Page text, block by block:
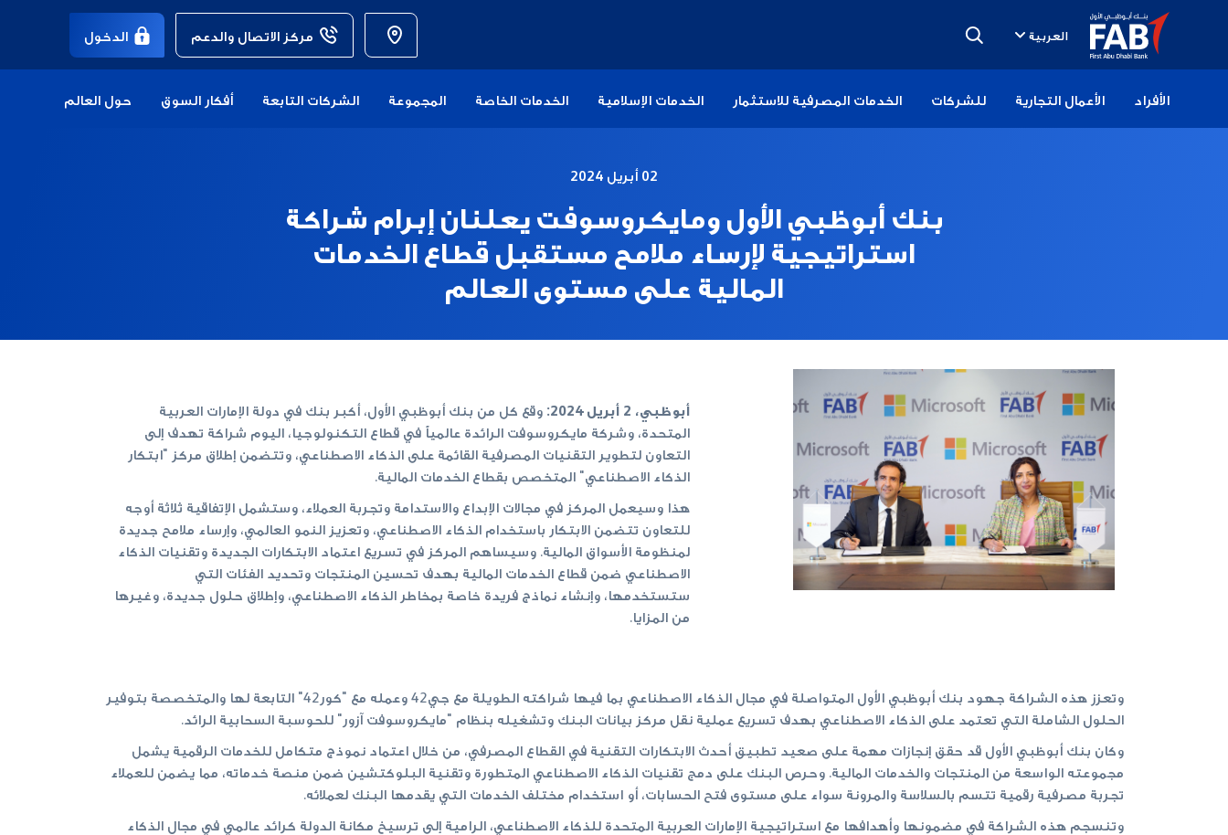
العربية مركز الاتصال والدعم الدخول
الأفراد الأعمال التجارية للشركات الخدمات المصرفية للاستثمار الخدمات الإسلامية الخدمات الخاصة المجموعة الشركات التابعة أفكار السوق حول العالم
02 أبريل 2024
بنك أبوظبي الأول ومايكروسوفت يعلنان إبرام شراكة
استراتيجية لإرساء ملامح مستقبل قطاع الخدمات
المالية على مستوى العالم
أبوظبي، 2 أبريل 2024:
وقع كل من بنك أبوظبي الأول، أكبر بنك في دولة الإمارات العربية
المتحدة، وشركة مايكروسوفت الرائدة عالمياً في قطاع التكنولوجيا، اليوم شراكة تهدف إلى
التعاون لتطوير التقنيات المصرفية القائمة على الذكاء الاصطناعي، وتتضمن إطلاق مركز "ابتكار
الذكاء الاصطناعي" المتخصص بقطاع الخدمات المالية.
هذا وسيعمل المركز في مجالات الإبداع والاستدامة وتجربة العملاء، وستشمل الإتفاقية ثلاثة أوجه
للتعاون تتضمن الابتكار باستخدام الذكاء الاصطناعي، وتعزيز النمو العالمي، وإرساء ملامح جديدة
لمنظومة الأسواق المالية. وسيساهم المركز في تسريع اعتماد الابتكارات الجديدة وتقنيات الذكاء
الاصطناعي ضمن قطاع الخدمات المالية بهدف تحسين المنتجات وتحديد الفئات التي
ستستخدمها، وإنشاء نماذج فريدة خاصة بمخاطر الذكاء الاصطناعي، وإطلاق حلول جديدة، وغيرها
من المزايا.
وتعزز هذه الشراكة جهود بنك أبوظبي الأول المتواصلة في مجال الذكاء الاصطناعي بما فيها شراكته الطويلة مع جي42 وعمله مع "كور42" التابعة لها والمتخصصة بتوفير
الحلول الشاملة التي تعتمد على الذكاء الاصطناعي بهدف تسريع عملية نقل مركز بيانات البنك وتشغيله بنظام "مايكروسوفت آزور" للحوسبة السحابية الرائد.
وكان بنك أبوظبي الأول قد حقق إنجازات مهمة على صعيد تطبيق أحدث الابتكارات التقنية في القطاع المصرفي، من خلال اعتماد نموذج متكامل للخدمات الرقمية يشمل
مجموعته الواسعة من المنتجات والخدمات المالية. وحرص البنك على دمج تقنيات الذكاء الاصطناعي المتطورة وتقنية البلوكتشين ضمن منصة خدماته، مما يضمن للعملاء
تجربة مصرفية رقمية تتسم بالسلاسة والمرونة سواء على مستوى فتح الحسابات، أو استخدام مختلف الخدمات التي يقدمها البنك لعملائه.
وتنسجم هذه الشراكة في مضمونها وأهدافها مع استراتيجية الإمارات العربية المتحدة للذكاء الاصطناعي، الرامية إلى ترسيخ مكانة الدولة كرائد عالمي في مجال الذكاء